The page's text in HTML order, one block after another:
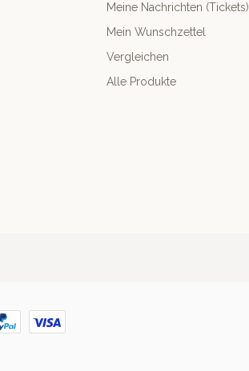
Meine Nachrichten (Tickets)
Mein Wunschzettel
Vergleichen
Alle Produkte